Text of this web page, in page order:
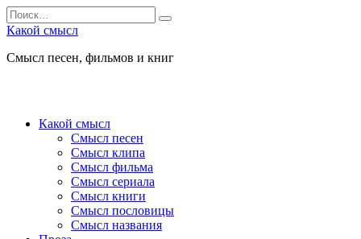
Перейти
к
Search
for:
Какой смысл
Смысл песен, фильмов и книг
Какой смысл
Смысл песен
Смысл клипа
Смысл фильма
Смысл сериала
Смысл книги
Смысл пословицы
Смысл названия